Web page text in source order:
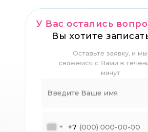
Юрьевна
Гарисовна
Рамазанович
У Вас остались
Вы хотите
Оставьте заявку, и мы
свяжемся с Вами в
минут
+7